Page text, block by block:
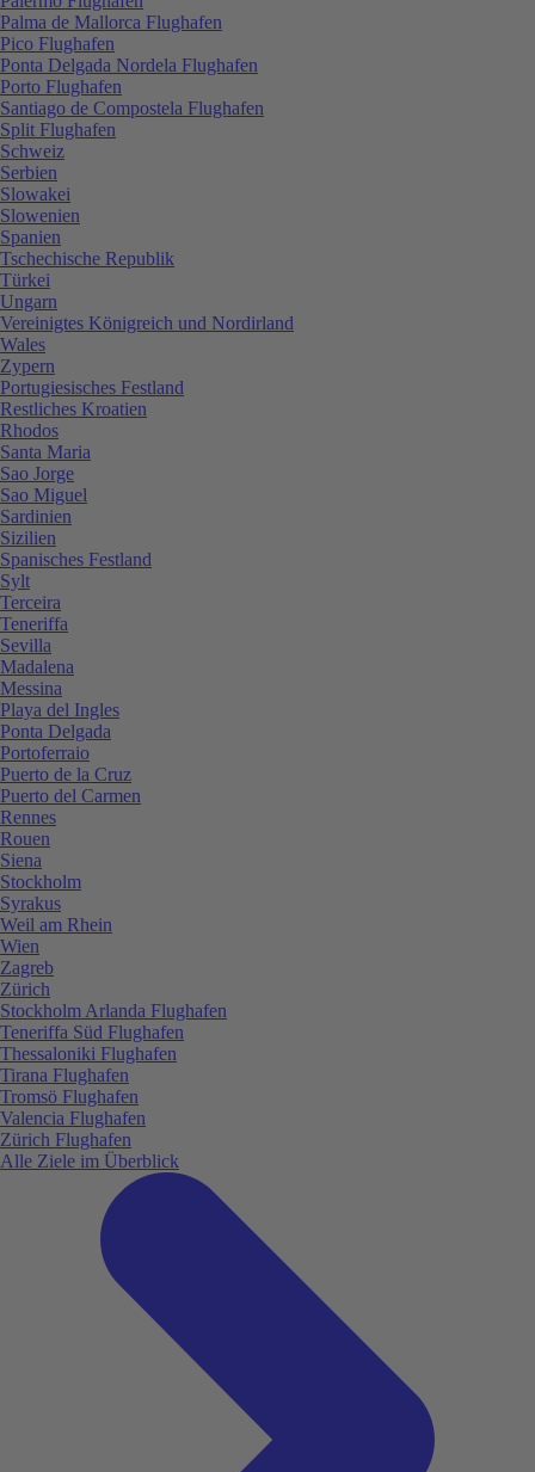
Palma de Mallorca Flughafen
Pico Flughafen
Ponta Delgada Nordela Flughafen
Porto Flughafen
Santiago de Compostela Flughafen
Split Flughafen
Schweiz
Serbien
Slowakei
Slowenien
Spanien
Tschechische Republik
Türkei
Ungarn
Vereinigtes Königreich und Nordirland
Wales
Zypern
Portugiesisches Festland
Restliches Kroatien
Rhodos
Santa Maria
Sao Jorge
Sao Miguel
Sardinien
Sizilien
Spanisches Festland
Sylt
Terceira
Teneriffa
Sevilla
Madalena
Messina
Playa del Ingles
Ponta Delgada
Portoferraio
Puerto de la Cruz
Puerto del Carmen
Rennes
Rouen
Siena
Stockholm
Syrakus
Weil am Rhein
Wien
Zagreb
Zürich
Stockholm Arlanda Flughafen
Teneriffa Süd Flughafen
Thessaloniki Flughafen
Tirana Flughafen
Tromsö Flughafen
Valencia Flughafen
Zürich Flughafen
Alle Ziele im Überblick